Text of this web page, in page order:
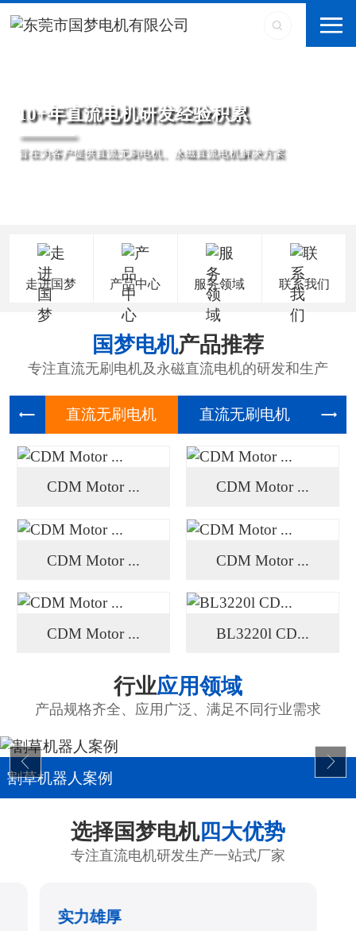
10+年直流电机研发经验积累
旨在为客户提供直流无刷电机、永磁直流电机解决方案
走进国梦 产品中心 服务领域 联系我们
国梦电机产品推荐
专注直流无刷电机及永磁直流电机的研发和生产
直流无刷 直流无刷 高压
CDM Motor ... CDM Motor ...
CDM Motor ... CDM Motor ...
CDM Motor ... BL3220l CD...
行业应用领域
产品规格齐全、应用广泛、满足不同行业需求
割草机器人案例
选择国梦电机四大优势
专注直流电机研发生产一站式厂家
实力雄厚